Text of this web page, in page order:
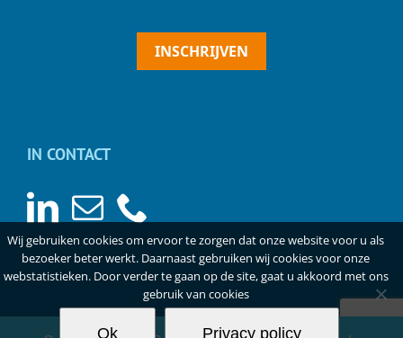
INSCHRIJVEN
IN CONTACT
Wij gebruiken cookies om ervoor te zorgen dat onze website voor u als
bezoeker beter werkt. Daarnaast gebruiken wij cookies voor onze
webstatistieken. Door verder te gaan op de site, gaat u akkoord met ons
gebruik van cookies
Ok Privacy policy